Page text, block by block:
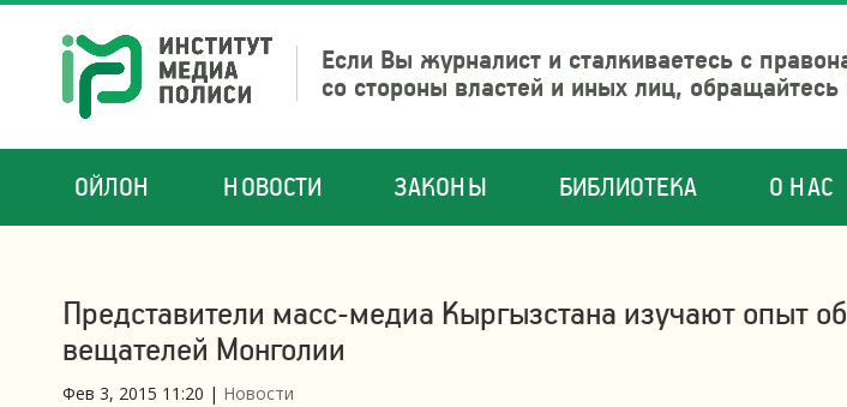
Если Вы журналист и сталкиваетесь с
со стороны властей и иных лиц,
ОЙЛОН НОВОСТИ ЗАКОНЫ БИБЛИОТЕКА О НАС
Представители масс-медиа Кыргызстана изучают опыт
вещателей Монголии
Фев 3, 2015 11:20 | Новости